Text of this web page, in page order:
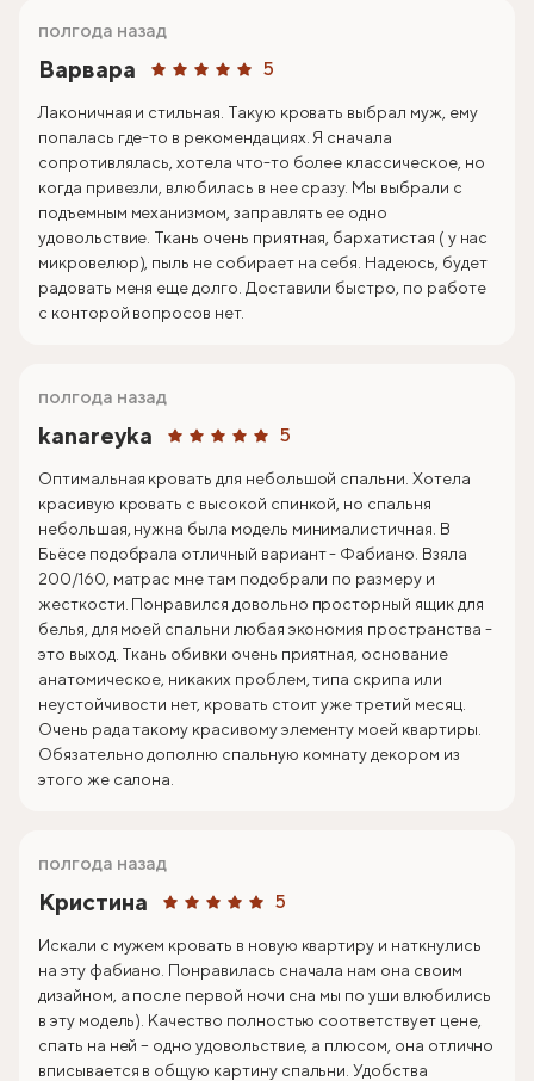
Варвара 5
полгода назад
Лаконичная и стильная. Такую кровать выбрал муж, ему
попалась где-то в рекомендациях. Я сначала
сопротивлялась, хотела что-то более классическое, но
когда привезли, влюбилась в нее сразу. Мы выбрали с
подъемным механизмом, заправлять ее одно
удовольствие. Ткань очень приятная, бархатистая ( у нас
микровелюр), пыль не собирает на себя. Надеюсь, будет
радовать меня еще долго. Доставили быстро, по работе
с конторой вопросов нет.
kanareyka 5
полгода назад
Оптимальная кровать для небольшой спальни. Хотела
красивую кровать с высокой спинкой, но спальня
небольшая, нужна была модель минималистичная. В
Бьёсе подобрала отличный вариант - Фабиано. Взяла
200/160, матрас мне там подобрали по размеру и
жесткости. Понравился довольно просторный ящик для
белья, для моей спальни любая экономия пространства -
это выход. Ткань обивки очень приятная, основание
анатомическое, никаких проблем, типа скрипа или
неустойчивости нет, кровать стоит уже третий месяц.
Очень рада такому красивому элементу моей квартиры.
Обязательно дополню спальную комнату декором из
этого же салона.
Кристина 5
полгода назад
Искали с мужем кровать в новую квартиру и наткнулись
на эту фабиано. Понравилась сначала нам она своим
дизайном, а после первой ночи сна мы по уши влюбились
в эту модель). Качество полностью соответствует цене,
спать на ней – одно удовольствие, а плюсом, она отлично
вписывается в общую картину спальни. Удобства